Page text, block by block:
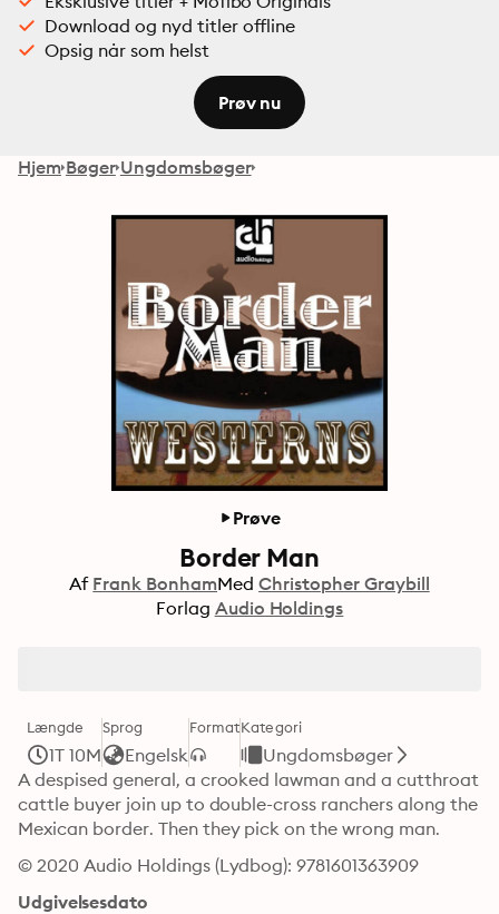
Download og nyd titler offline
Opsig når som helst
Prøv nu
Hjem Bøger Ungdomsbøger
Prøve
Border Man
Af Frank BonhamMed Christopher Graybill
Forlag Audio Holdings
Længde
1T 10M
Sprog
Engelsk
FormatKategori
Ungdomsbøger
A despised general, a crooked lawman and a cutthroat
cattle buyer join up to double-cross ranchers along the
Mexican border. Then they pick on the wrong man.
© 2020 Audio Holdings (Lydbog): 9781601363909
Udgivelsesdato